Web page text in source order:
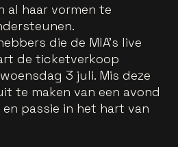
al haar vormen te
die de MIA's live
de ticketverkoop
3 juli. Mis deze
te maken van een avond
passie in het hart van